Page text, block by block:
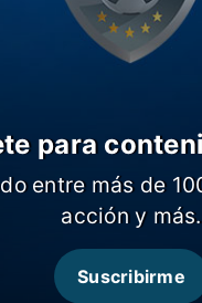
para
entre más de
acción y más.
Suscribirme